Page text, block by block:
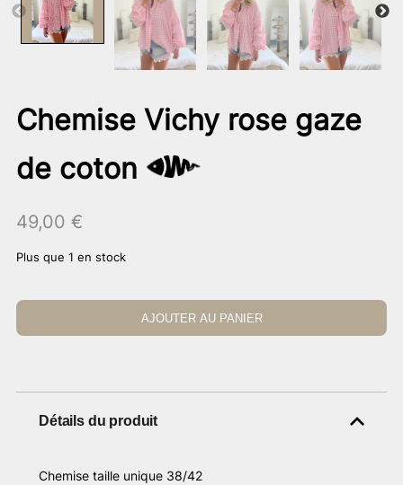
Chemise Vichy rose gaze
de coton
49,00 €
Plus que 1 en stock
AJOUTER AU PANIER
Détails du produit
Chemise taille unique 38/42